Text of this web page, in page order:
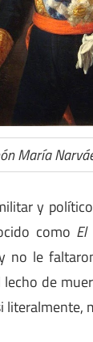
María
y
como El
no le
de
literalmente,